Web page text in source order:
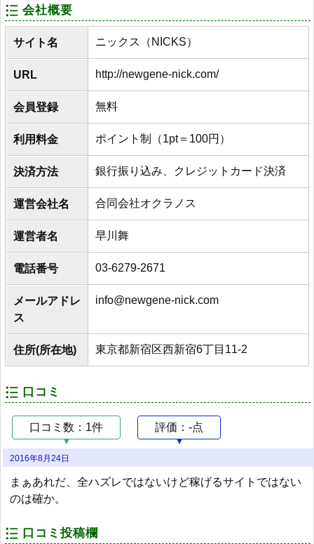
会社概要
サイト名 ニックス（NICKS）
URL http://newgene-nick.com/
会員登録 無料
利用料金 ポイント制（1pt＝100円）
決済方法 銀行振り込み、クレジットカード決済
運営会社名 合同会社オクラノス
運営者名 早川舞
電話番号 03-6279-2671
メールアドレ
ス
info@newgene-nick.com
住所(所在地) 東京都新宿区西新宿6丁目11-2
口コミ
口コミ数：1件 評価：-点
2016年8月24日
まぁあれだ、全ハズレではないけど稼げるサイトではない
のは確か。
口コミ投稿欄